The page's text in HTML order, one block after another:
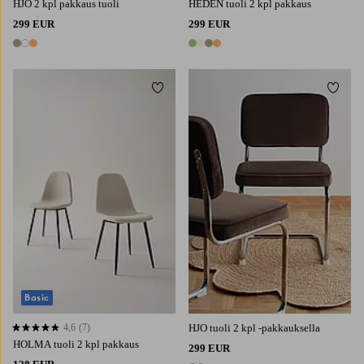
HJO 2 kpl pakkaus tuoli
299 EUR
3 värejä
HEDEN tuoli 2 kpl pakkaus
299 EUR
4 värejä
HOLMA tuoli 2 kpl pakkaus
4,6 perustuen 7 arvosanaan
4,6 (7)
Basic
Lisää suosikkeihin
HJO tuoli 2 kpl -pakkauksella
299 EUR
Lisää